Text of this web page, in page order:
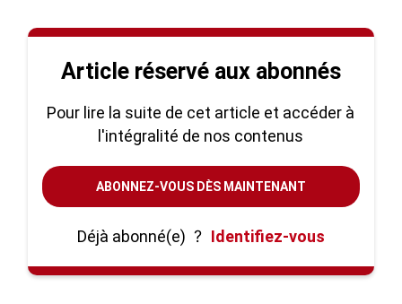
Article réservé aux abonnés
Pour lire la suite de cet article et accéder à
l'intégralité de nos contenus
ABONNEZ-VOUS DÈS MAINTENANT
Déjà abonné(e) ? Identifiez-vous